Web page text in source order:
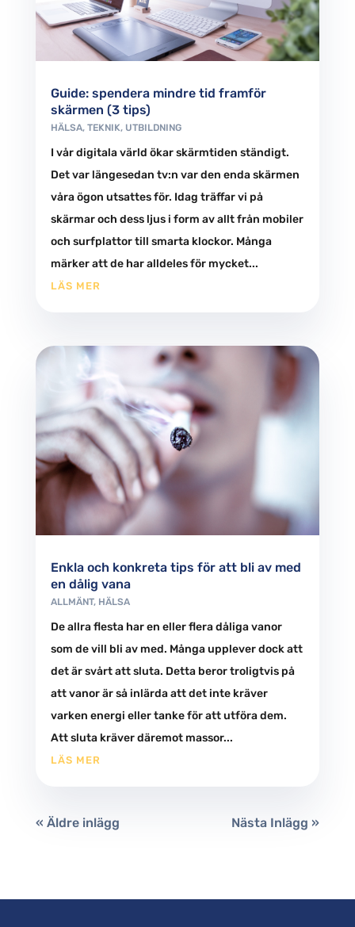
Guide: spendera mindre tid framför
skärmen (3 tips)
HÄLSA, TEKNIK, UTBILDNING
I vår digitala värld ökar skärmtiden ständigt.
Det var längesedan tv:n var den enda skärmen
våra ögon utsattes för. Idag träffar vi på
skärmar och dess ljus i form av allt från mobiler
och surfplattor till smarta klockor. Många
märker att de har alldeles för mycket...
LÄS MER
Enkla och konkreta tips för att bli av med
en dålig vana
ALLMÄNT, HÄLSA
De allra flesta har en eller flera dåliga vanor
som de vill bli av med. Många upplever dock att
det är svårt att sluta. Detta beror troligtvis på
att vanor är så inlärda att det inte kräver
varken energi eller tanke för att utföra dem.
Att sluta kräver däremot massor...
LÄS MER
« Äldre inlägg Nästa Inlägg »